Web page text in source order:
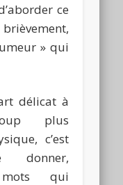
ce
» qui
délicat à
plus
c’est
mots qui